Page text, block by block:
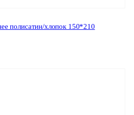
полисатин/хлопок 150*210